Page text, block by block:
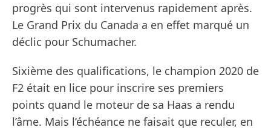
progrès qui sont intervenus rapidement après.
Le Grand Prix du Canada a en effet marqué un
déclic pour Schumacher.
Sixième des qualifications, le champion 2020 de
F2 était en lice pour inscrire ses premiers
points quand le moteur de sa Haas a rendu
l’âme. Mais l’échéance ne faisait que reculer, en